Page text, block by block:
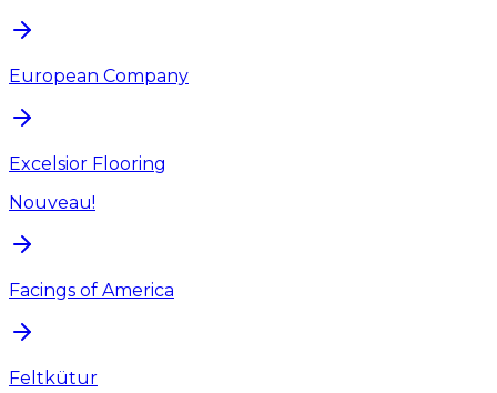
European Company
Excelsior Flooring
Nouveau!
Facings of America
Feltkütur